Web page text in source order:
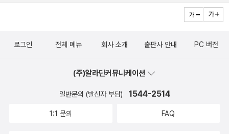
르게 곱게 맞아들인다. 우리가 ‘읽다’라고 여길 일을 하려면, 바
제부터 어디로 가려는지 그릴 노릇이다. 나부터 고스란히 바라보
주할 수 있다. 일으키면서 일구고, 일구는 길을 찬찬히 가꾸고 돌
보는 사이에, 차근차근 새기며 가다듬어 익히기에 ‘읽다’라 한다.
이 일면서 바람을 익히니 읽는다. 바다가 일면서 바다를 익히니
군은 워낙 작으니 ‘고흥군 0.1%’라고 한들 시큰둥하다. 나라를 통
틀면 어느 만큼일까? 내가 ‘40대 남성 0.1%’나 ‘50대 남성 0.
려나? 스무줄이나 서른줄 이웃님은 책을 어느 만큼 만나려나? 순
알려준다면, 여기에 모든 고을을 아울러서도 알려준다면, 꽤 재미
날 만하지 싶다. 올해에는 부산 보수동과 〈책과 아이들〉을 비롯
한 여러 부산책집에서 책을 오지게 샀다. 그래서 올해에 〈알라딘〉
로그인 전체 메뉴 회사 소개 출판사 안내 PC 버전
(주)알라딘커뮤니케이션
일반문의 (발신자 부담) 1544-2514
1:1 문의 FAQ